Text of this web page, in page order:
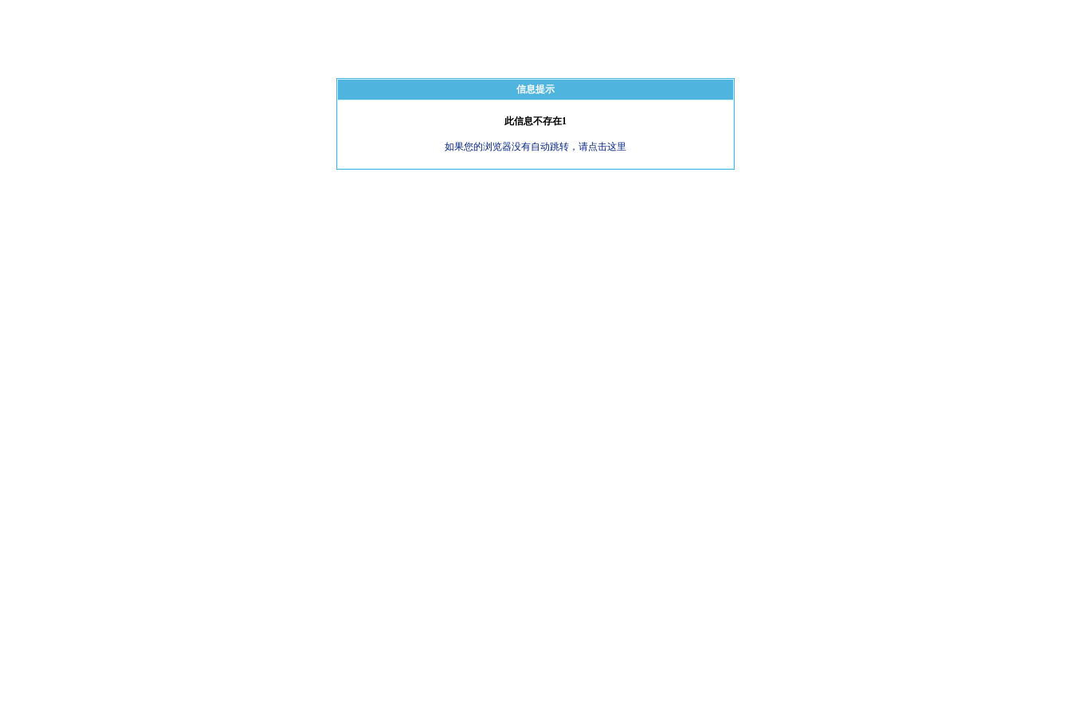
信息提示
此信息不存在1
如果您的浏览器没有自动跳转，请点击这里